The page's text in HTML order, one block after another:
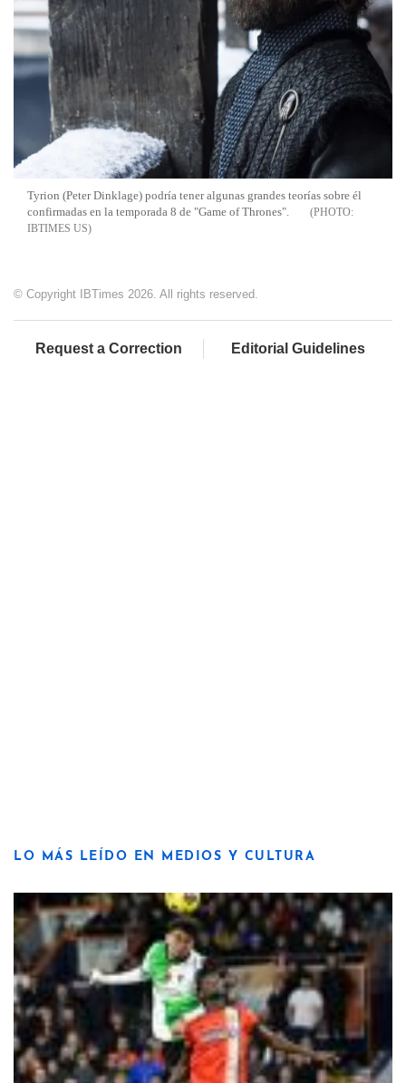
Tyrion (Peter Dinklage) podría tener algunas grandes teorías sobre él
confirmadas en la temporada 8 de "Game of Thrones".
IBTIMES US
© Copyright IBTimes 2026. All rights reserved.
Request a Correction Editorial Guidelines
LO MÁS LEÍDO EN MEDIOS Y CULTURA